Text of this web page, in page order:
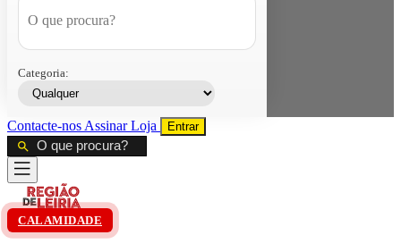
Categoria:
Contacte-nos AssinarLoja Entrar
CALAMIDADE